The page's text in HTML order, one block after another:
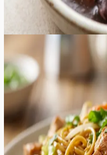
Kana Chow Mein
Kana Chow Mein on Hiina
sügavaid umami maitseid,
täiuslikult praetud
pakkuma autentset
koduköögis, kuid märksa
moel. Roog on eriline tänu
kastmele, mis ühendab
sojakastme umami,